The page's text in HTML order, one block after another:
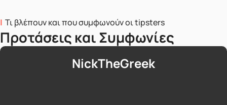
Τι βλέπουν και που συμφωνούν οι tipsters
Προτάσεις και Συμφωνίες
NickTheGreek